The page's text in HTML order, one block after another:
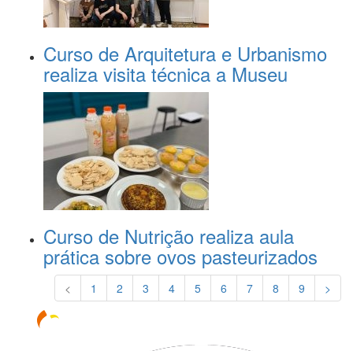
Curso de Arquitetura e Urbanismo
realiza visita técnica a Museu
Curso de Nutrição realiza aula
prática sobre ovos pasteurizados
< 1 2 3 4 5 6 7 8 9 >